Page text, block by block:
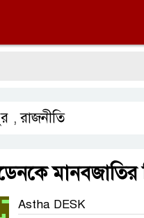
,রাজনীতি
মানবজাতির
Astha DESK